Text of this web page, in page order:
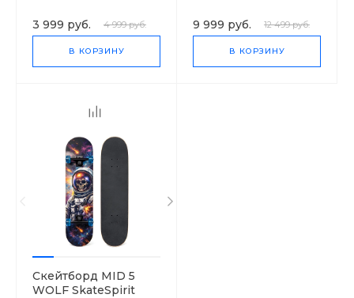
3 999 руб.
4 999 руб.
В КОРЗИНУ
9 999 руб.
12 499 руб.
В КОРЗИНУ
Скейтборд MID 5
WOLF SkateSpirit